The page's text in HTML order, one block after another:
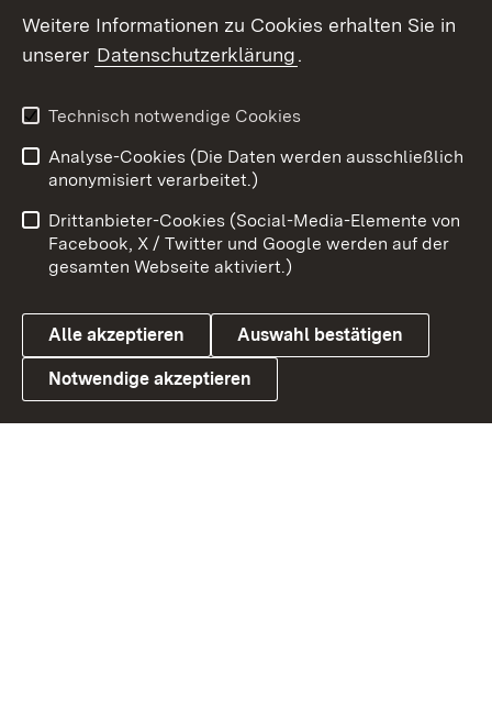
X / Twitter
Youtube
Link zum Landesportal
Impressum
Kontakt
Barrierefreiheit
Datenschutz
Cookies
Weitere Informationen zu Cookies erhalten Sie in
unserer Datenschutzerklärung.
Technisch notwendige Cookies
Analyse-Cookies (Die Daten werden ausschließlich
anonymisiert verarbeitet.)
Drittanbieter-Cookies (Social-Media-Elemente von
Facebook, X / Twitter und Google werden auf der
gesamten Webseite aktiviert.)
Alle akzeptieren Auswahl bestätigen
Notwendige akzeptieren